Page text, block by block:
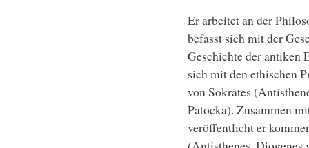
Er arbeitet an der
befasst sich mit der
Geschichte der antiken
sich mit den ethischen
von Sokrates
Patocka). Zusammen
veröffentlicht er